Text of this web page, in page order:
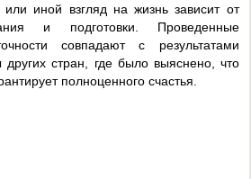
или иной взгляд на жизнь зависит от
и подготовки. Проведенные
совпадают с результатами
других стран, где было выяснено, что
полноценного счастья.